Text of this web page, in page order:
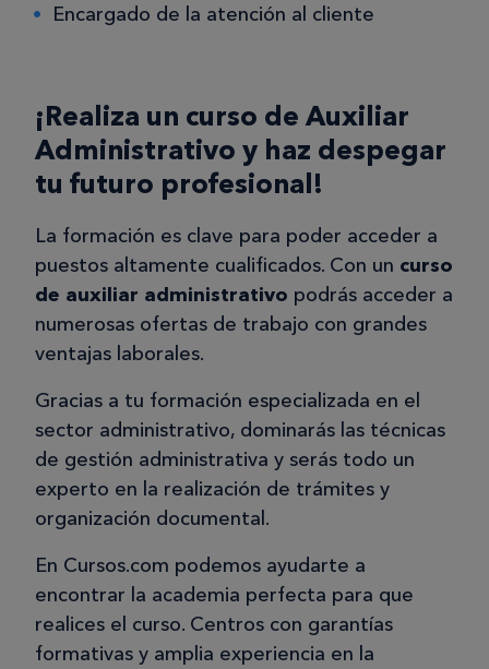
Encargado de la atención al cliente
¡Realiza un curso de Auxiliar
Administrativo y haz despegar
tu futuro profesional!
La formación es clave para poder acceder a
puestos altamente cualificados. Con un curso
de auxiliar administrativo podrás acceder a
numerosas ofertas de trabajo con grandes
ventajas laborales.
Gracias a tu formación especializada en el
sector administrativo, dominarás las técnicas
de gestión administrativa y serás todo un
experto en la realización de trámites y
organización documental.
En Cursos.com podemos ayudarte a
encontrar la academia perfecta para que
realices el curso. Centros con garantías
formativas y amplia experiencia en la